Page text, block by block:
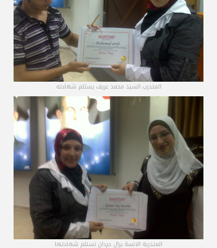
المتدرب السيد محمد عريف يستلم شهادته
المتدربة الانسة يرال حردان تستلم شهادتها